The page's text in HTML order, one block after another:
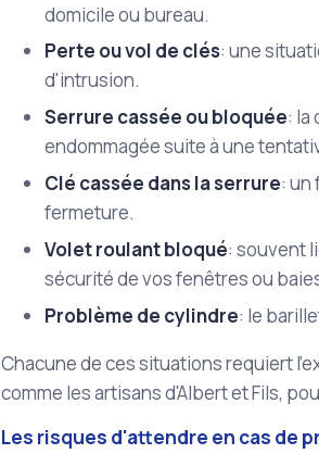
domicile ou bureau.
Perte ou vol de clés: une
d'intrusion.
Serrure cassée ou bloquée: la
endommagée suite à une
Clé cassée dans la serrure: un
fermeture.
Volet roulant bloqué: souvent
sécurité de vos fenêtres ou
Problème de cylindre: le
Chacune de ces situations requiert
comme les artisans d'Albert et Fils,
Les risques d'attendre en cas de